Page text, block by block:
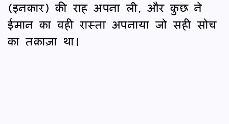
(इनकार) की राह अपना ली, और कुछ ने
ईमान का वही रास्ता अपनाया जो सही सोच
का तक़ाज़ा था।